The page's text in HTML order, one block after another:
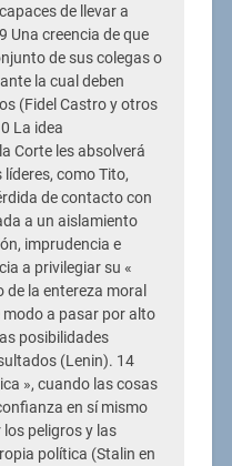
de llevar a
Una creencia de que
de sus colegas o
la cual deben
(Fidel Castro y otros
La idea
Corte les absolverá
como Tito,
de contacto con
a un aislamiento
imprudencia e
a privilegiar su «
la entereza moral
a pasar por alto
posibilidades
(Lenin). 14
», cuando las cosas
en sí mismo
peligros y las
política (Stalin en